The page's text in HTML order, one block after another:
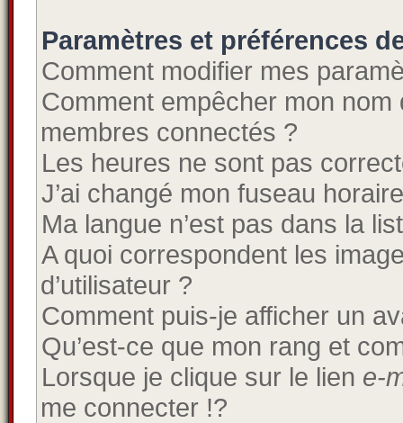
Paramètres et préférences
Comment modifier mes
Comment empêcher mon nom
membres connectés ?
Les heures ne sont pas
J’ai changé mon fuseau
Ma langue n’est pas dans la
A quoi correspondent les
d’utilisateur ?
Comment puis-je afficher un
Qu’est-ce que mon rang et
Lorsque je clique sur le lien e-
me connecter !?